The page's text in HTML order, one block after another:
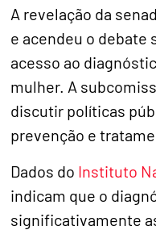
A revelação da
e acendeu o debate
acesso ao
mulher. A
discutir políticas
prevenção e
Dados do Instituto
indicam que o
significativamente